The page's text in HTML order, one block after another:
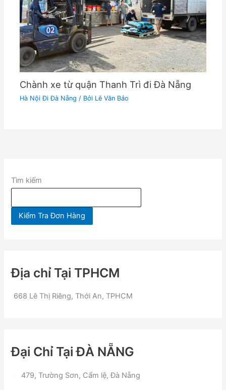
Chành xe từ quận Thanh Trì đi Đà Nẵng
Hà Nội Đi Đà Nẵng / Bởi Lê Văn Bảo
Tìm kiếm
Kiểm Tra Đơn Hàng
Địa chỉ Tại TPHCM
668 Lê Thị Riêng, Thới An, TPHCM
Đại Chỉ Tại ĐÀ NẴNG
479, Trường Sơn, Cẩm lệ, Đà Nẵng